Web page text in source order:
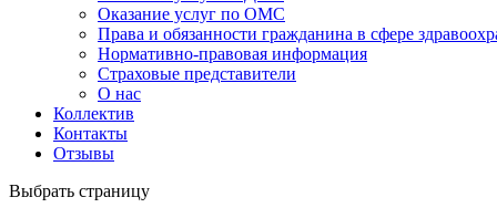
Оказание услуг по ОМС
Права и обязанности гражданина в сфере
Нормативно-правовая информация
Страховые представители
О нас
Коллектив
Контакты
Отзывы
Выбрать страницу